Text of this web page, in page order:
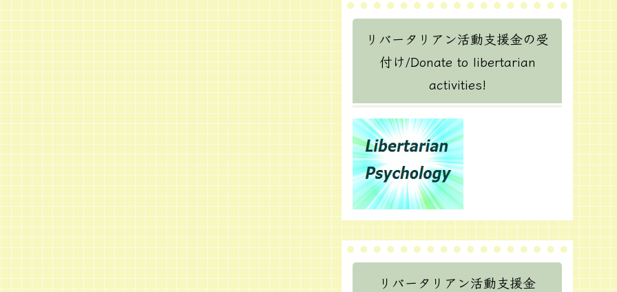
リバータリアン活動支援金の受
付け/Donate to libertarian
activities!
リバータリアン活動支援金